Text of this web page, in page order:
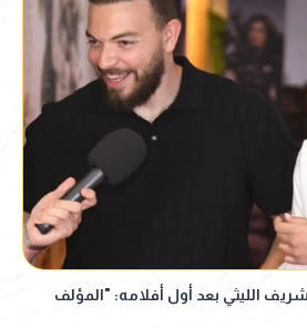
الليثي بعد أول أفلامه: "المؤلف